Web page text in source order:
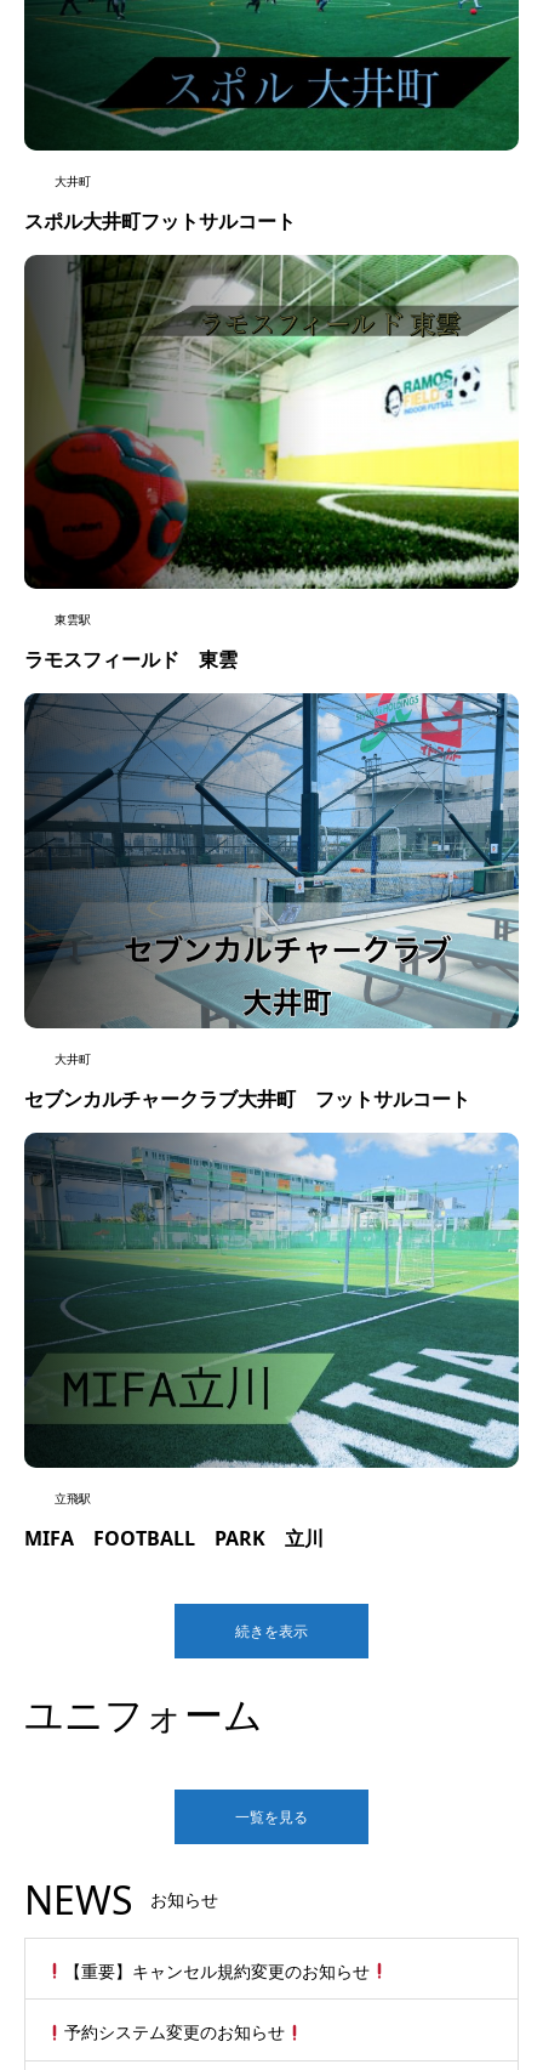
大井町
スポル大井町フットサルコート
東雲駅
ラモスフィールド 東雲
大井町
セブンカルチャークラブ大井町 フットサルコート
立飛駅
MIFA FOOTBALL PARK 立川
続きを表示
ユニフォーム
一覧を見る
NEWS お知らせ
【重要】キャンセル規約変更のお知らせ
予約システム変更のお知らせ